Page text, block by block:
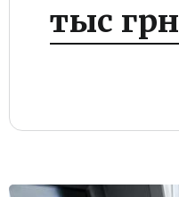
тыс грн